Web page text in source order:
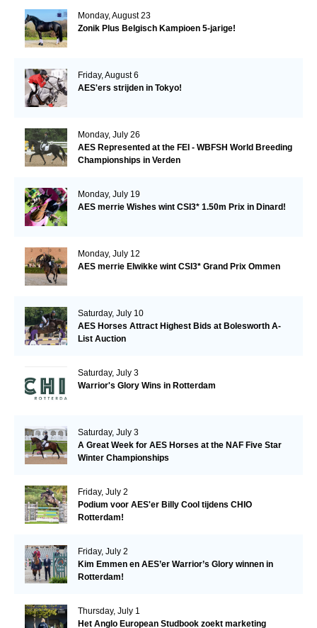
Monday, August 23
Zonik Plus Belgisch Kampioen 5-jarige!
Friday, August 6
AES'ers strijden in Tokyo!
Monday, July 26
AES Represented at the FEI - WBFSH World Breeding
Championships in Verden
Monday, July 19
AES merrie Wishes wint CSI3* 1.50m Prix in Dinard!
Monday, July 12
AES merrie Elwikke wint CSI3* Grand Prix Ommen
Saturday, July 10
AES Horses Attract Highest Bids at Bolesworth A-
List Auction
Saturday, July 3
Warrior's Glory Wins in Rotterdam
Saturday, July 3
A Great Week for AES Horses at the NAF Five Star
Winter Championships
Friday, July 2
Podium voor AES'er Billy Cool tijdens CHIO
Rotterdam!
Friday, July 2
Kim Emmen en AES’er Warrior’s Glory winnen in
Rotterdam!
Thursday, July 1
Het Anglo European Studbook zoekt marketing